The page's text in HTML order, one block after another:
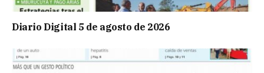
Diario Digital 5 de agosto de 2026